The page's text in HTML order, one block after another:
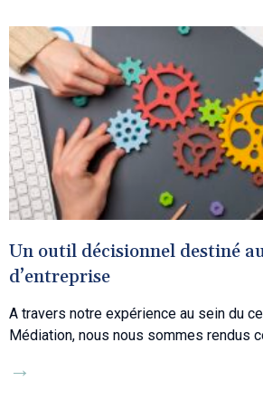
Un outil décisionnel destiné
d’entreprise
A travers notre expérience au sein du
Médiation, nous nous sommes rendus
→